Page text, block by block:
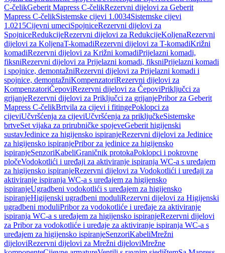
C-čelikGeberit Mapress C-čelikRezervni dijelovi za Geberit
Mapress C-čelikSistemske cijevi 1.0034Sistemske cijevi
1.0215Cijevni umeciSpojniceRezervni dijelovi za
SpojniceRedukcijeRezervni dijelovi za RedukcijeKoljenaRezervni
dijelovi za KoljenaT-komadiRezervni dijelovi za T-komadiKrižni
komadiRezervni dijelovi za Križni komadiPrijelazni komadi,
fiksniRezervni dijelovi za Prijelazni komadi, fiksniPrijelazni komadi
i spojnice, demontažniRezervni dijelovi za Prijelazni komadi i
spojnice, demontažniKompenzatoriRezervni dijelovi za
KompenzatoriČepoviRezervni dijelovi za ČepoviPriključci za
grijanjeRezervni dijelovi za Priključci za grijanjePribor za Geberit
Mapress C-čelikBrtvila za cijevi i fitingePoklopci za
cijeviUčvršćenja za cijeviUčvršćenja za priključkeSistemske
brtveSet vijaka za prirubničke spojeveGeberit higijenski
sustavJedinice za higijensko ispiranjeRezervni dijelovi za Jedinice
za higijensko ispiranjePribor za jedinice za higijensko
ispiranjeSenzoriKabeliGraničnik protokaPoklopci i pokrovne
pločeVodokotlići i uređaji za aktiviranje ispiranja WC-a s uređajem
za higijensko ispiranjeRezervni dijelovi za Vodokotlići i uređaji za
aktiviranje ispiranja WC-a s uređajem za higijensko
ispiranjeUgradbeni vodokotlići s uređajem za higijensko
ispiranjeHigijenski ugradbeni moduliRezervni dijelovi za Higijenski
ugradbeni moduliPribor za vodokotliće i uređaje za aktiviranje
ispiranja WC-a s uređajem za higijensko ispiranjeRezervni dijelovi
za Pribor za vodokotliće i uređaje za aktiviranje ispiranja WC-a s
uređajem za higijensko ispiranjeSenzoriKabeliMrežni
dijeloviRezervni dijelovi za Mrežni dijeloviMrežne